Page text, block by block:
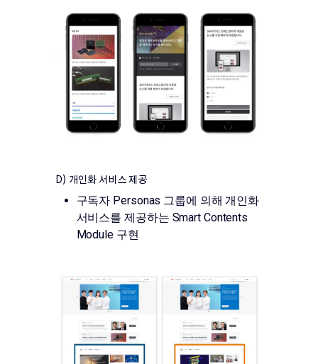
D) 개인화 서비스 제공
구독자 Personas 그룹에 의해 개인화
서비스를 제공하는 Smart Contents
Module 구현